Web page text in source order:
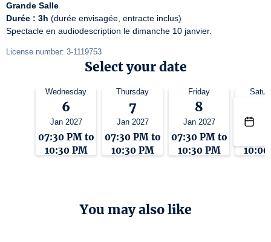
Grande Salle
Durée : 3h (durée envisagée, entracte inclus)
Spectacle en audiodescription le dimanche 10 janvier.
License number: 3-1119753
Select your date
Wednesday
6
Jan 2027
07:30 PM to
10:30 PM
Thursday
7
Jan 2027
07:30 PM to
10:30 PM
Friday
8
Jan 2027
07:30 PM to
10:30 PM
Jan
You may also like